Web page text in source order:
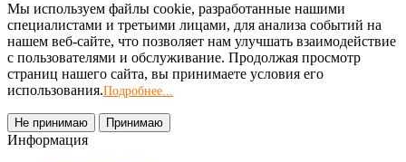
Мы используем файлы cookie, разработанные нашими
специалистами и третьими лицами, для анализа событий на
нашем веб-сайте, что позволяет нам улучшать взаимодействие
с пользователями и обслуживание. Продолжая просмотр
страниц нашего сайта, вы принимаете условия его
использования.Подробнее...
Не принимаю Принимаю
Информация